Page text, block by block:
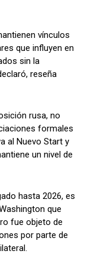
vínculos
que influyen en
sin la
reseña
rusa, no
formales
al Nuevo Start y
un nivel de
hasta 2026, es
que
fue objeto de
por parte de